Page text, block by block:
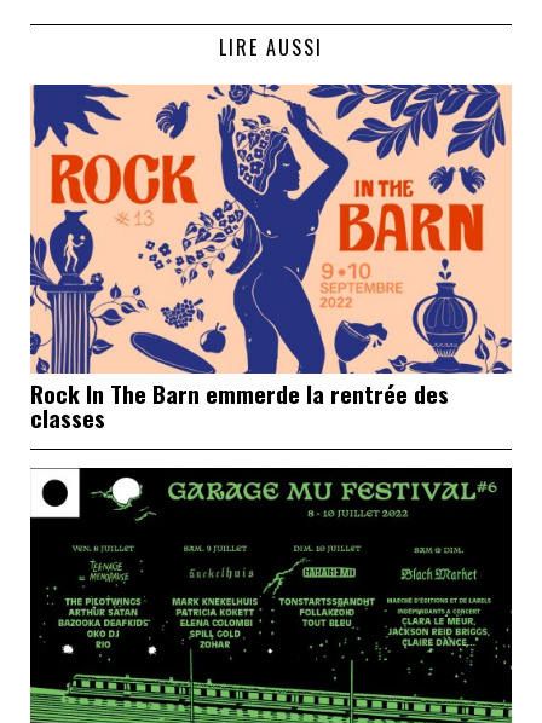
LIRE AUSSI
Rock In The Barn emmerde la rentrée des
classes